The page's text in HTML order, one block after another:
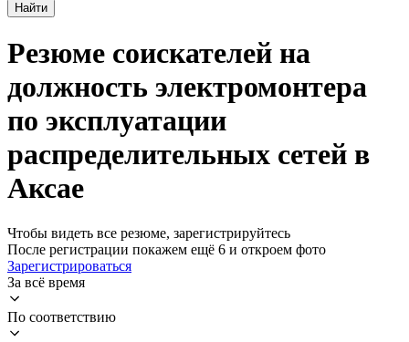
Найти
Резюме соискателей на
должность электромонтера
по эксплуатации
распределительных сетей в
Аксае
Чтобы видеть все резюме, зарегистрируйтесь
После регистрации покажем ещё 6 и откроем фото
Зарегистрироваться
За всё время
По соответствию